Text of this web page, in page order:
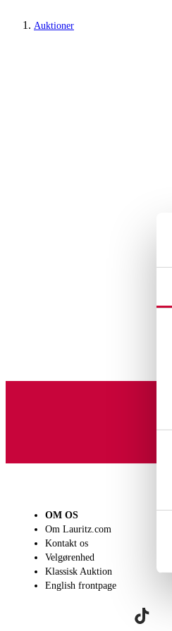
Auktioner
OM OS
Om Lauritz.com
Kontakt os
Velgørenhed
Klassisk Auktion
English frontpage